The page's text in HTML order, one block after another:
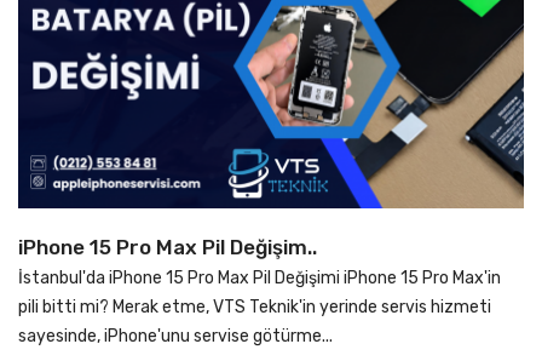
iPhone 15 Pro Max Pil Değişim..
İstanbul'da iPhone 15 Pro Max Pil Değişimi iPhone 15 Pro Max'in
pili bitti mi? Merak etme, VTS Teknik'in yerinde servis hizmeti
sayesinde, iPhone'unu servise götürme...